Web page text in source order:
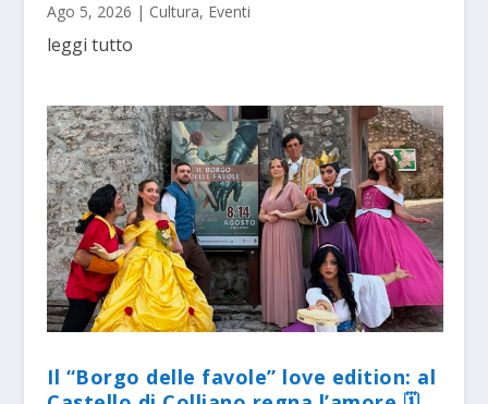
Ago 5, 2026 | Cultura, Eventi
leggi tutto
Il “Borgo delle favole” love edition: al